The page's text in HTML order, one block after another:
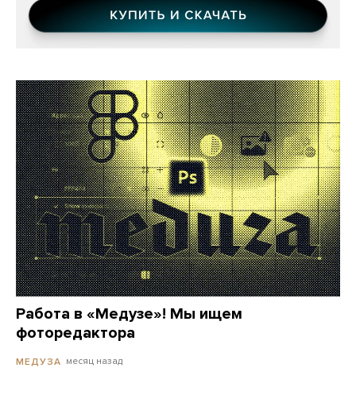
Работа в «Медузе»! Мы ищем
фоторедактора
МЕДУЗА месяц назад